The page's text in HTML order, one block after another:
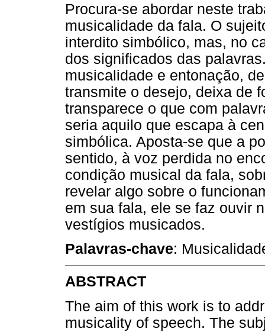
Procura-se abordar neste
musicalidade da fala. O
interdito simbólico, mas, no
dos significados das
musicalidade e entonação,
transmite o desejo, deixa de
transparece o que com
seria aquilo que escapa à
simbólica. Aposta-se que a
sentido, à voz perdida no
condição musical da fala,
revelar algo sobre o
em sua fala, ele se faz ouvir
vestígios musicados.
Palavras-chave:
ABSTRACT
The aim of this work is to
musicality of speech. The